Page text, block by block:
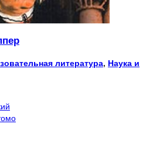
литература, Наука и